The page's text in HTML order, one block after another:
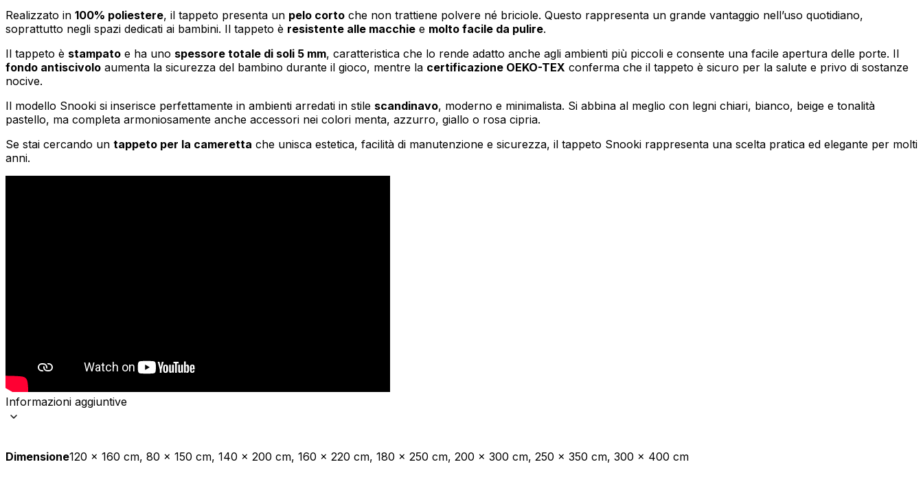
Realizzato in 100% poliestere, il tappeto presenta un pelo corto che non trattiene polvere né briciole. Questo rappresenta un grande vantaggio nell’uso quotidiano,
soprattutto negli spazi dedicati ai bambini. Il tappeto è resistente alle macchie e molto facile da pulire.
Il tappeto è stampato e ha uno spessore totale di soli 5 mm, caratteristica che lo rende adatto anche agli ambienti più piccoli e consente una facile apertura delle porte. Il
fondo antiscivolo aumenta la sicurezza del bambino durante il gioco, mentre la certificazione OEKO-TEX conferma che il tappeto è sicuro per la salute e privo di sostanze
nocive.
Il modello Snooki si inserisce perfettamente in ambienti arredati in stile scandinavo, moderno e minimalista. Si abbina al meglio con legni chiari, bianco, beige e tonalità
pastello, ma completa armoniosamente anche accessori nei colori menta, azzurro, giallo o rosa cipria.
Se stai cercando un tappeto per la cameretta che unisca estetica, facilità di manutenzione e sicurezza, il tappeto Snooki rappresenta una scelta pratica ed elegante per molti
anni.
Informazioni aggiuntive
Dimensione120 x 160 cm, 80 x 150 cm, 140 x 200 cm, 160 x 220 cm, 180 x 250 cm, 200 x 300 cm, 250 x 350 cm, 300 x 400 cm
Statistica
modo anonimo.
I cookie di marketing vengono utilizzati per tracciare gli utenti attraverso i siti web. L'obiettivo è quello di mostrare annunci pertinenti e
interessanti per i singoli utenti e quindi più preziosi per gli editori e gli inserzionisti di terze parti.